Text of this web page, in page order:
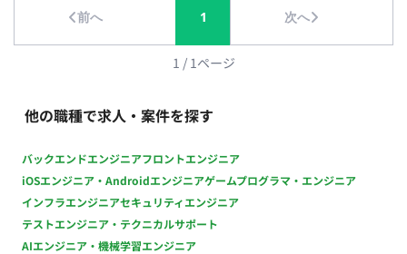
の進捗共有およびチャットでの報告 PC貸与有無：貸与あり（詳
日：平日 ・稼働時間：9:00〜18:00（※1日6時間以上から柔軟
に対応可、フルタイム歓迎） ・働き方：一部リモート（業務に
慣れ次第、週1日程度のリモート相談可） エリア：愛知県名古
円～1,800円 ※スキル経験によって変動 ・募集人数：1名 ・そ
の他 月末締め、25日支払い 開始時期：遅くとも9月開始 面談形
前へ 1 次へ
1 / 1ページ
他の職種で求人・案件を探す
バックエンドエンジニアフロントエンジニア
iOSエンジニア・Androidエンジニアゲームプログラマ・エンジニア
インフラエンジニアセキュリティエンジニア
テストエンジニア・テクニカルサポート
AIエンジニア・機械学習エンジニア